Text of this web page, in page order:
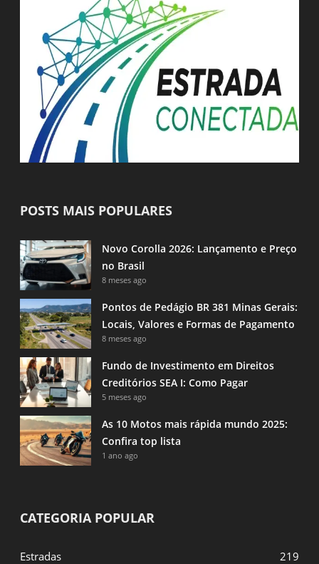
POSTS MAIS POPULARES
Novo Corolla 2026: Lançamento e Preço
no Brasil
8 meses ago
Pontos de Pedágio BR 381 Minas Gerais:
Locais, Valores e Formas de Pagamento
8 meses ago
Fundo de Investimento em Direitos
Creditórios SEA I: Como Pagar
5 meses ago
As 10 Motos mais rápida mundo 2025:
Confira top lista
1 ano ago
CATEGORIA POPULAR
Estradas 219